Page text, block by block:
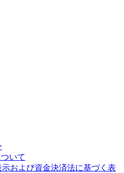
いて
および資金決済法に基づく表